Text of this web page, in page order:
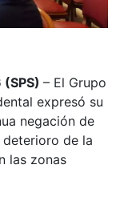
– El Grupo
expresó su
negación de
de la
las zonas